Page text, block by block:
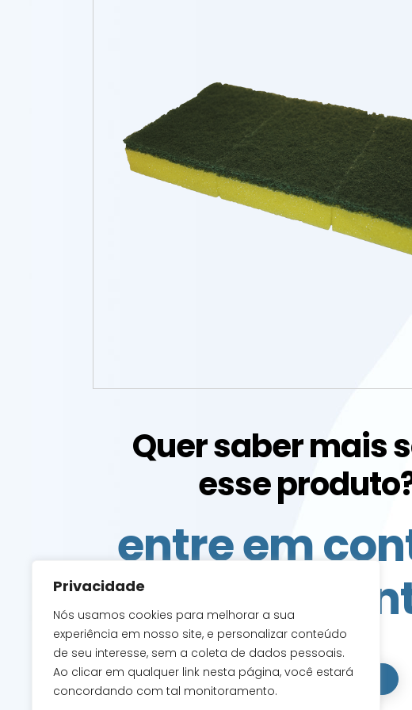
Privacidade
Nós usamos cookies para melhorar a sua
experiência em nosso site, e personalizar conteúdo
de seu interesse, sem a coleta de dados pessoais.
Ao clicar em qualquer link nesta página, você estará
concordando com tal monitoramento.
Quer saber mais
esse
entre em
com a
ACESSAR O CONTATO